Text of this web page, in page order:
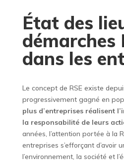
État des
démarches
dans les
Le concept de RSE existe
progressivement gagné en
plus d’entreprises réalisent
la responsabilité de leurs
années, l’attention portée à la
entreprises s’efforçant d’avoir
l’environnement, la société et